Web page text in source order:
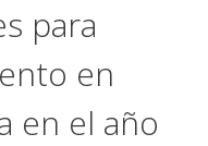
para
en
en el año